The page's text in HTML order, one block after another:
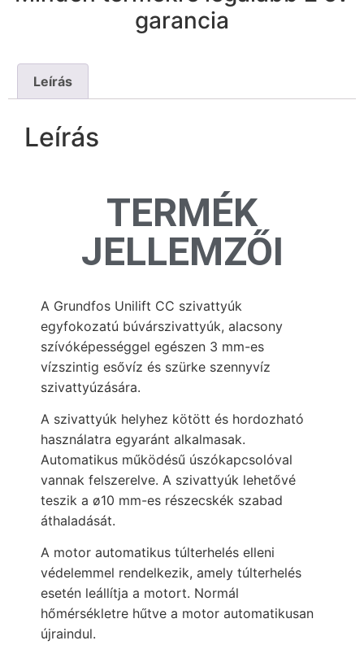
garancia
Leírás
Leírás
TERMÉK
JELLEMZŐI
A Grundfos Unilift CC szivattyúk
egyfokozatú búvárszivattyúk, alacsony
szívóképességgel egészen 3 mm-es
vízszintig esővíz és szürke szennyvíz
szivattyúzására.
A szivattyúk helyhez kötött és hordozható
használatra egyaránt alkalmasak.
Automatikus működésű úszókapcsolóval
vannak felszerelve. A szivattyúk lehetővé
teszik a ø10 mm-es részecskék szabad
áthaladását.
A motor automatikus túlterhelés elleni
védelemmel rendelkezik, amely túlterhelés
esetén leállítja a motort. Normál
hőmérsékletre hűtve a motor automatikusan
újraindul.